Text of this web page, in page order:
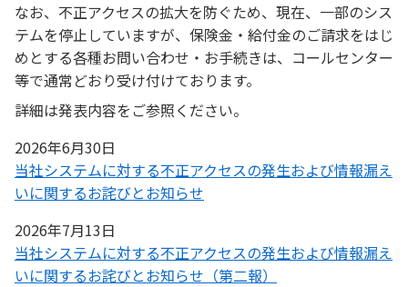
なお、不正アクセスの拡大を防ぐため、現在、一部のシス
テムを停止していますが、保険金・給付金のご請求をはじ
めとする各種お問い合わせ・お手続きは、コールセンター
等で通常どおり受け付けております。
詳細は発表内容をご参照ください。
2026年6月30日
当社システムに対する不正アクセスの発生および情報漏え
いに関するお詫びとお知らせ
2026年7月13日
当社システムに対する不正アクセスの発生および情報漏え
いに関するお詫びとお知らせ（第二報）